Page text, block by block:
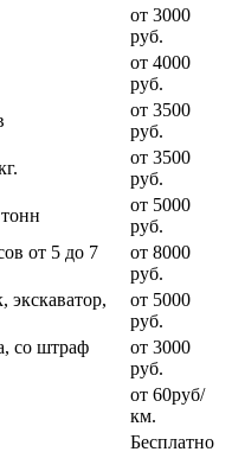
от 3000
руб.
от 4000
руб.
от 3500
руб.
от 3500
руб.
от 5000
руб.
от 5 до 7
от 8000
руб.
экскаватор,
от 5000
руб.
со штраф
от 3000
руб.
от 60руб/
км.
Бесплатно